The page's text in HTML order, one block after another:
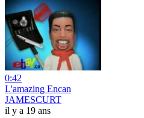
0:42
L'amazing Encan
JAMESCURT
il y a 19 ans